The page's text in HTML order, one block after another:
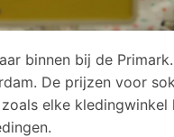
binnen bij de
De prijzen voor
elke